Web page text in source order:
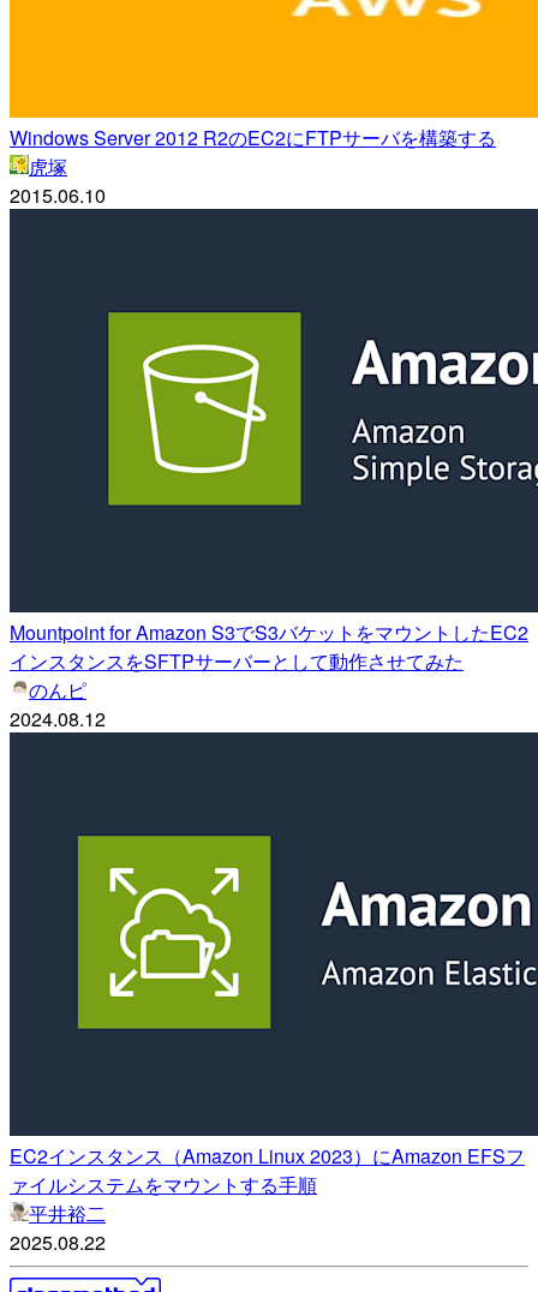
Windows Server 2012 R2のEC2にFTPサーバを構築する
虎塚
2015.06.10
Mountpoint for Amazon S3でS3バケットをマウントしたEC2
インスタンスをSFTPサーバーとして動作させてみた
のんピ
2024.08.12
EC2インスタンス（Amazon Linux 2023）にAmazon EFSフ
ァイルシステムをマウントする手順
平井裕二
2025.08.22